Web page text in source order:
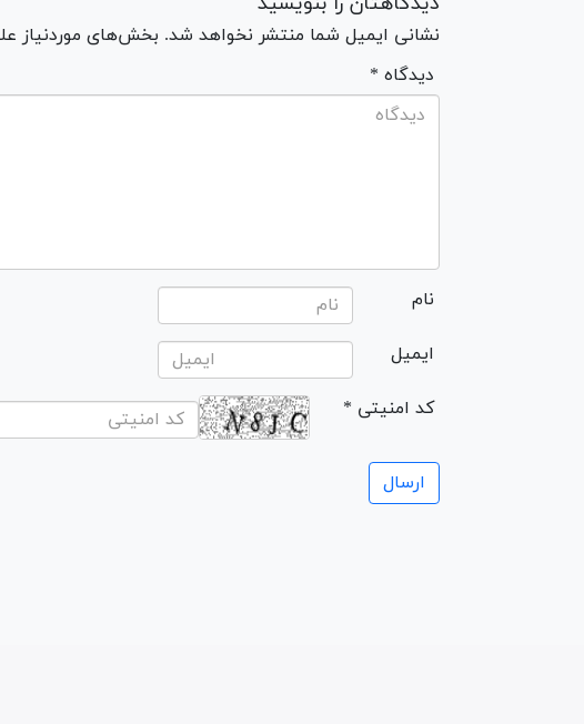
نشانی ایمیل شما منتشر نخواهد شد. بخش‌های موردنیاز
* دیدگاه
نام
ایمیل
* کد امنیتی